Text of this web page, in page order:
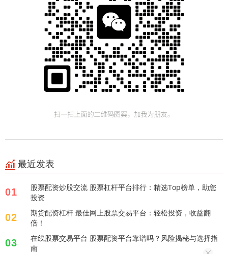
最近发表
01
股票配资炒股交流 股票杠杆平台排行：精选Top榜单，助您
投资
02
期货配资杠杆 最佳网上股票交易平台：轻松投资，收益翻
倍！
03
在线股票交易平台 股票配资平台靠谱吗？风险揭秘与选择指
南